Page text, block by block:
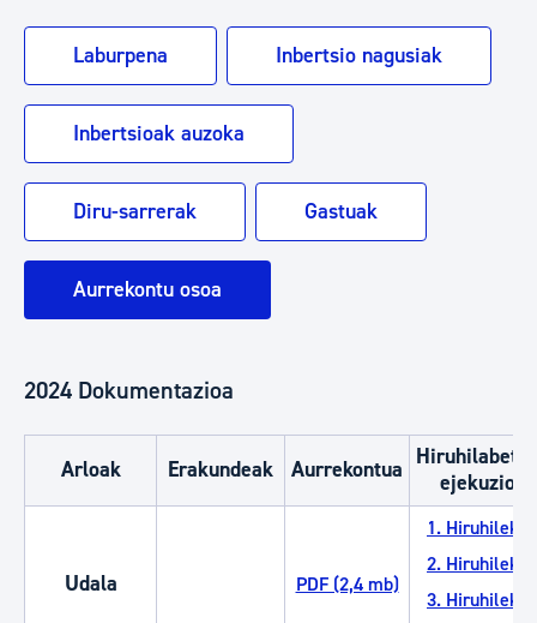
Laburpena Inbertsio nagusiak
Inbertsioak auzoka
Diru-sarrerak Gastuak
Aurrekontu osoa
2024 Dokumentazioa
Arloak Erakundeak Aurrekontua
ejekuzioa
Udala PDF (2,4 mb)
1. Hiruhilekoa
2. Hiruhilekoa
3. Hiruhilekoa